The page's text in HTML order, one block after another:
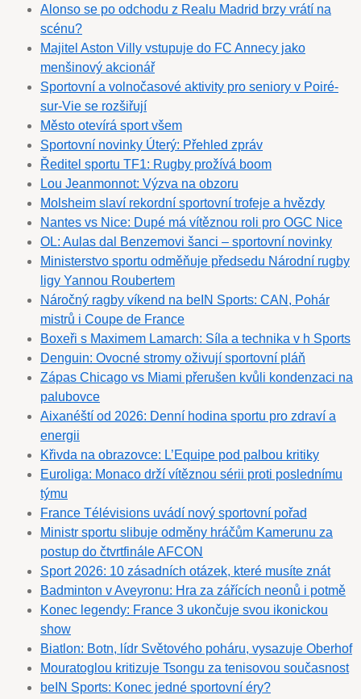
Alonso se po odchodu z Realu Madrid brzy vrátí na
scénu?
Majitel Aston Villy vstupuje do FC Annecy jako
menšinový akcionář
Sportovní a volnočasové aktivity pro seniory v Poiré-
sur-Vie se rozšiřují
Město otevírá sport všem
Sportovní novinky Úterý: Přehled zpráv
Ředitel sportu TF1: Rugby prožívá boom
Lou Jeanmonnot: Výzva na obzoru
Molsheim slaví rekordní sportovní trofeje a hvězdy
Nantes vs Nice: Dupé má vítěznou roli pro OGC Nice
OL: Aulas dal Benzemovi šanci – sportovní novinky
Ministerstvo sportu odměňuje předsedu Národní rugby
ligy Yannou Roubertem
Náročný ragby víkend na beIN Sports: CAN, Pohár
mistrů i Coupe de France
Boxeři s Maximem Lamarch: Síla a technika v h Sports
Denguin: Ovocné stromy oživují sportovní pláň
Zápas Chicago vs Miami přerušen kvůli kondenzaci na
palubovce
Aixanéští od 2026: Denní hodina sportu pro zdraví a
energii
Křivda na obrazovce: L’Equipe pod palbou kritiky
Euroliga: Monaco drží vítěznou sérii proti poslednímu
týmu
France Télévisions uvádí nový sportovní pořad
Ministr sportu slibuje odměny hráčům Kamerunu za
postup do čtvrtfinále AFCON
Sport 2026: 10 zásadních otázek, které musíte znát
Badminton v Aveyronu: Hra za zářících neonů i potmě
Konec legendy: France 3 ukončuje svou ikonickou
show
Biatlon: Botn, lídr Světového poháru, vysazuje Oberhof
Mouratoglou kritizuje Tsongu za tenisovou současnost
beIN Sports: Konec jedné sportovní éry?